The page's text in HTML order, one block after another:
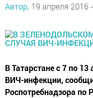
Автор, 19 апреля 2016
В Татарстане с 7 по
ВИЧ-инфекции,
Роспотребнадзора по